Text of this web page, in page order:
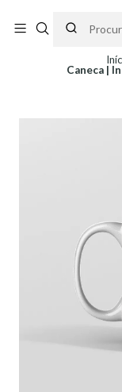
partir do dia 11 de
Caneca |